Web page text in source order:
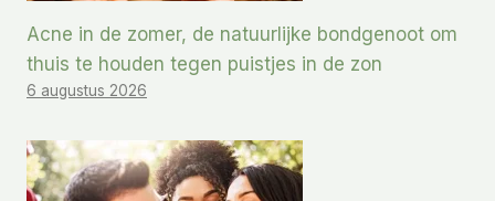
Acne in de zomer, de natuurlijke bondgenoot om
thuis te houden tegen puistjes in de zon
6 augustus 2026